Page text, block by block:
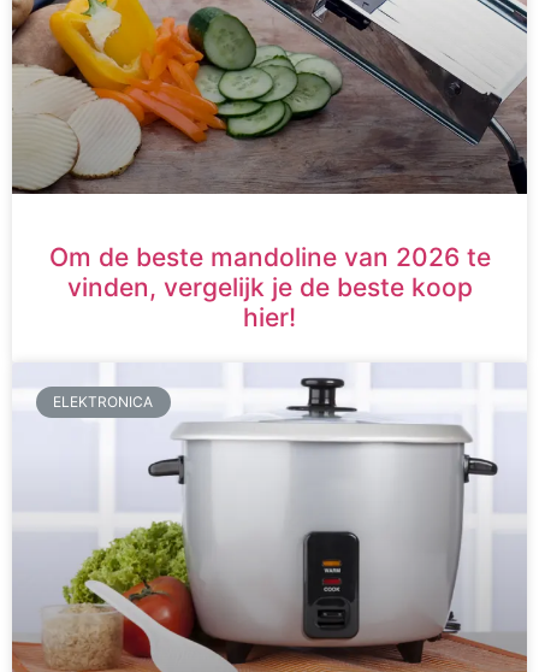
Om de beste mandoline van 2026 te
vinden, vergelijk je de beste koop
hier!
ELEKTRONICA